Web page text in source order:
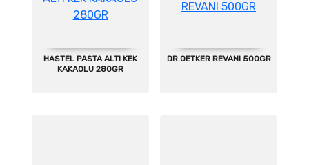
HASTEL PASTA ALTI KEK
KAKAOLU 280GR
DR.OETKER REVANI 500GR